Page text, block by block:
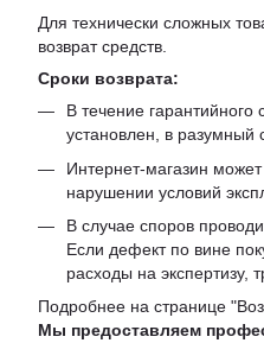
Для технически сложных
возврат средств.
Сроки возврата:
В течение гарантийного
установлен, в разумный
Интернет-магазин может
нарушении условий
В случае споров
Если дефект по вине
расходы на экспертизу,
Подробнее на странице "
Мы предоставляем